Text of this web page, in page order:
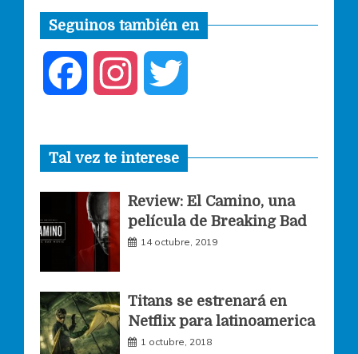
Seguinos también en
c
e
b
o
o
s
t
a
g
i
t
t
r
Tal vez te interese
Review: El Camino, una
película de Breaking Bad
14 octubre, 2019
Titans se estrenará en
Netflix para latinoamerica
1 octubre, 2018